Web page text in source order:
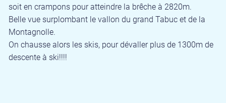
soit en crampons pour atteindre la brêche à 2820m.
Belle vue surplombant le vallon du grand Tabuc et de la
Montagnolle.
On chausse alors les skis, pour dévaller plus de 1300m de
descente à ski!!!!